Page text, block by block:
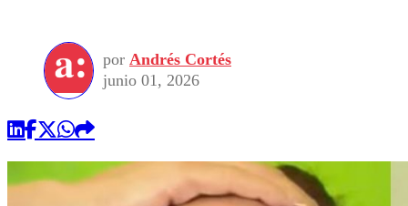
por Andrés Cortés
junio 01, 2026